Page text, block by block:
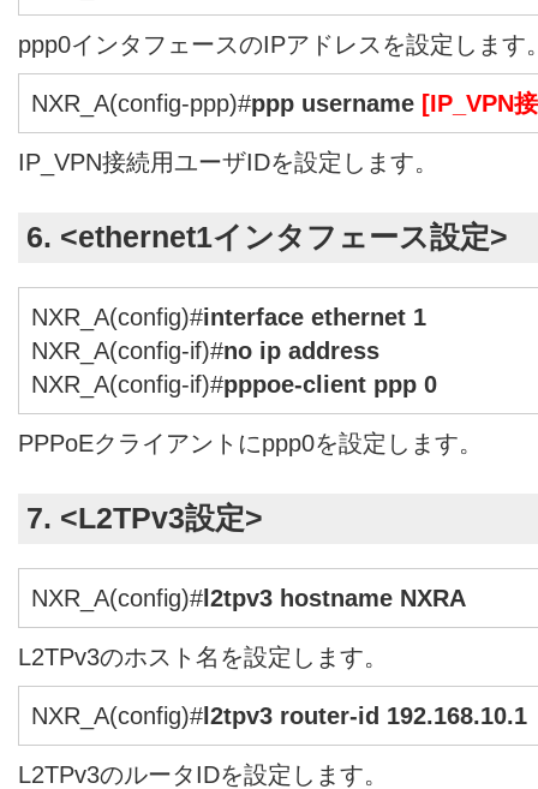
ppp0インタフェースのIPアドレスを設定します
NXR_A(config-ppp)#ppp username [IP_VPN
IP_VPN接続用ユーザIDを設定します。
6. <ethernet1インタフェース設定>
NXR_A(config)#interface ethernet 1
NXR_A(config-if)#no ip address
NXR_A(config-if)#pppoe-client ppp 0
PPPoEクライアントにppp0を設定します。
7. <L2TPv3設定>
NXR_A(config)#l2tpv3 hostname NXRA
L2TPv3のホスト名を設定します。
NXR_A(config)#l2tpv3 router-id 192.168.10.1
L2TPv3のルータIDを設定します。